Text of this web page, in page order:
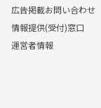
広告掲載お問い合わせ
情報提供(受付)窓口
運営者情報